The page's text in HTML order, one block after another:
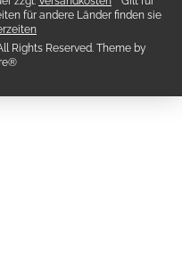
für andere Länder finden sie
Rights Reserved. Theme by